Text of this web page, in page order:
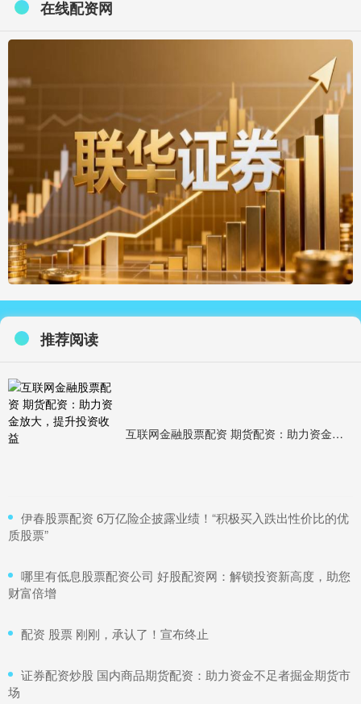
在线配资网
推荐阅读
互联网金融股票配资 期货配资：助力资金放大，提升投资收益
​伊春股票配资 6万亿险企披露业绩！“积极买入跌出性价比的优
质股票”
​哪里有低息股票配资公司 好股配资网：解锁投资新高度，助您
财富倍增
​配资 股票 刚刚，承认了！宣布终止
​证券配资炒股 国内商品期货配资：助力资金不足者掘金期货市
场